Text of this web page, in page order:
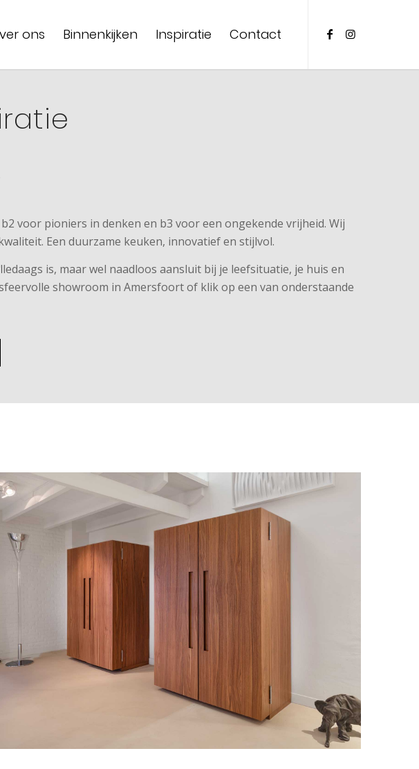
ons Binnenkijken Inspiratie Contact
voor pioniers in denken en b3 voor een ongekende vrijheid. Wij
Een duurzame keuken, innovatief en stijlvol.
is, maar wel naadloos aansluit bij je leefsituatie, je huis en
showroom in Amersfoort of klik op een van onderstaande